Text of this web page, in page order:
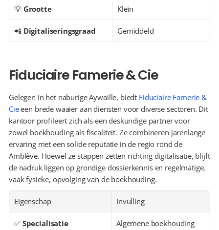
💡 Grootte Klein
📲 Digitaliseringsgraad Gemiddeld
Fiduciaire Famerie & Cie
Gelegen in het naburige Aywaille, biedt Fiduciaire Famerie &
Cie een brede waaier aan diensten voor diverse sectoren. Dit
kantoor profileert zich als een deskundige partner voor
zowel boekhouding als fiscaliteit. Ze combineren jarenlange
ervaring met een solide reputatie in de regio rond de
Amblève. Hoewel ze stappen zetten richting digitalisatie, blijft
de nadruk liggen op grondige dossierkennis en regelmatige,
vaak fysieke, opvolging van de boekhouding.
Eigenschap Invulling
✅ Specialisatie Algemene boekhouding